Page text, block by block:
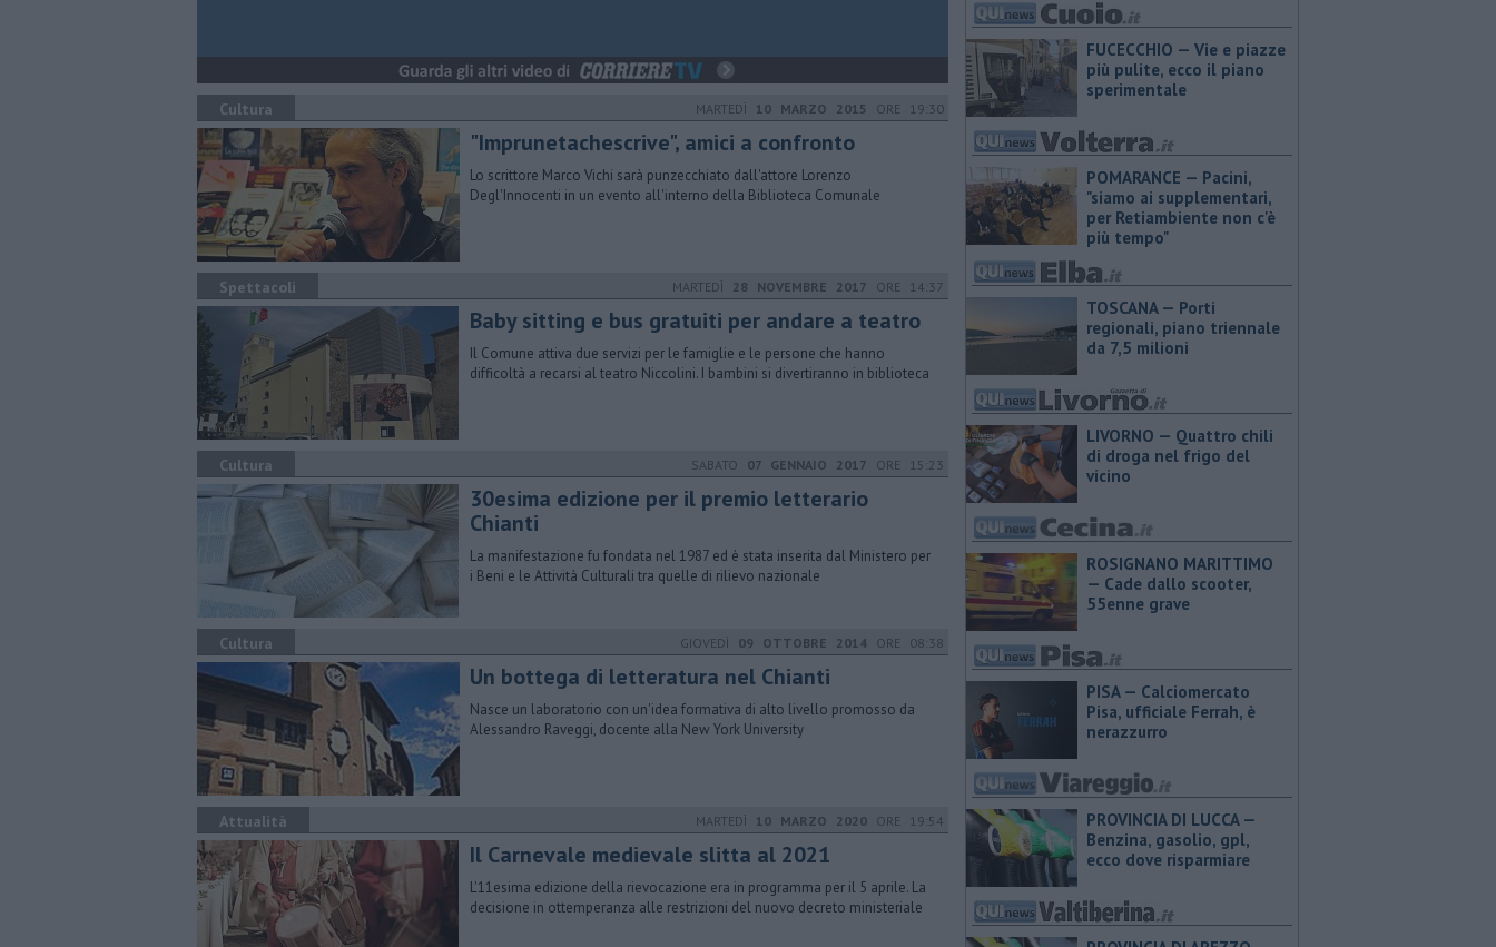
Cultura MARTEDÌ 10 MARZO 2015 ORE 19:30
"Imprunetachescrive", amici a confronto
Lo scrittore Marco Vichi sarà punzecchiato dall'attore Lorenzo
Degl'Innocenti in un evento all'interno della Biblioteca Comunale
Spettacoli MARTEDÌ 28 NOVEMBRE 2017 ORE 14:37
Baby sitting e bus gratuiti per andare a teatro
Il Comune attiva due servizi per le famiglie e le persone che hanno
difficoltà a recarsi al teatro Niccolini. I bambini si divertiranno in biblioteca
Cultura SABATO 07 GENNAIO 2017 ORE 15:23
30esima edizione per il premio letterario
Chianti
La manifestazione fu fondata nel 1987 ed è stata inserita dal Ministero per
i Beni e le Attività Culturali tra quelle di rilievo nazionale
Cultura GIOVEDÌ 09 OTTOBRE 2014 ORE 08:38
Un bottega di letteratura nel Chianti
Nasce un laboratorio con un'idea formativa di alto livello promosso da
Alessandro Raveggi, docente alla New York University
Attualità MARTEDÌ 10 MARZO 2020 ORE 19:54
Il Carnevale medievale slitta al 2021
L'11esima edizione della rievocazione era in programma per il 5 aprile. La
decisione in ottemperanza alle restrizioni del nuovo decreto ministeriale
FUCECCHIO — Vie e piazze
più pulite, ecco il piano
sperimentale
POMARANCE — Pacini,
"siamo ai supplementari,
per Retiambiente non c'è
più tempo"
TOSCANA — Porti
regionali, piano triennale
da 7,5 milioni
LIVORNO — Quattro chili
di droga nel frigo del
vicino
ROSIGNANO MARITTIMO
— Cade dallo scooter,
55enne grave
PISA — Calciomercato
Pisa, ufficiale Ferrah, è
nerazzurro
PROVINCIA DI LUCCA — ​
Benzina, gasolio, gpl,
ecco dove risparmiare